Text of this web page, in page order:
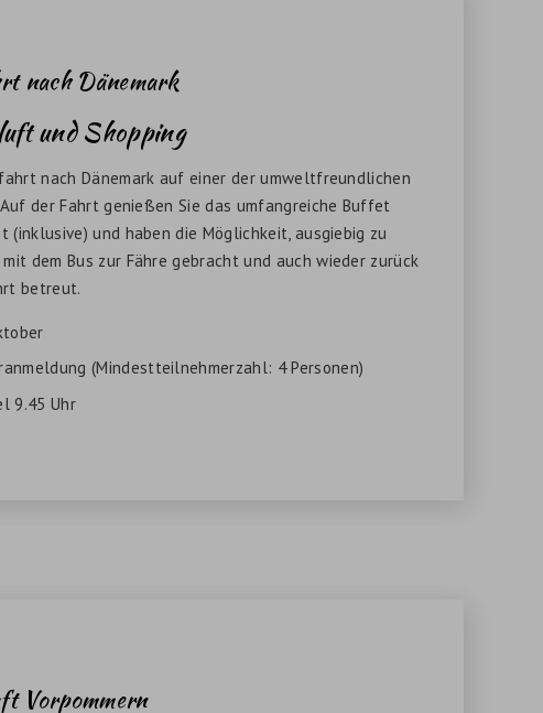
nach Dänemark
und Shopping
nach Dänemark auf einer der umweltfreundlichen
der Fahrt genießen Sie das umfangreiche Buffet
(inklusive) und haben die Möglichkeit, ausgiebig zu
dem Bus zur Fähre gebracht und auch wieder zurück
betreut.
(Mindestteilnehmerzahl: 4 Personen)
9.45 Uhr
Vorpommern